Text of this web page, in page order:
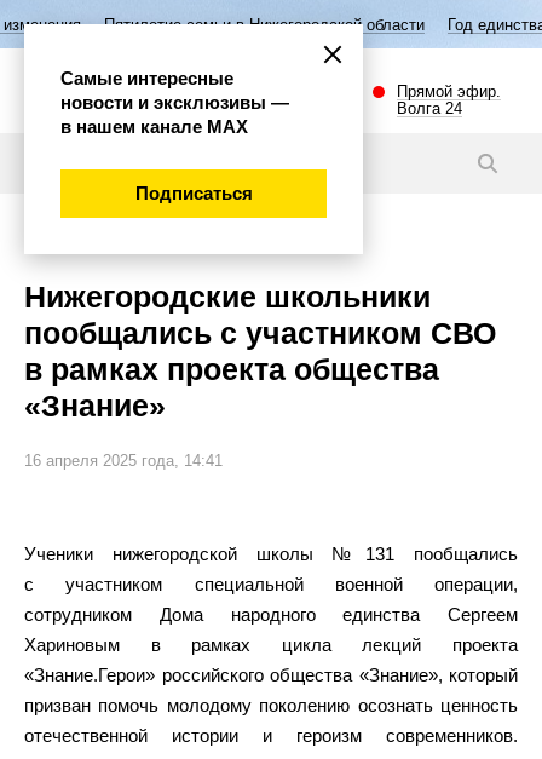
Пятилетие семьи в Нижегородской области Год единства народов
Прямой эфир.
Волга 24
Нижегородские школьники
пообщались с участником СВО
в рамках проекта общества
«Знание»
16 апреля 2025 года, 14:41
Ученики нижегородской школы №131 пообщались
с участником специальной военной операции,
сотрудником Дома народного единства Сергеем
Хариновым в рамках цикла лекций проекта
«Знание.Герои» российского общества «Знание», который
призван помочь молодому поколению осознать ценность
отечественной истории и героизм современников.
Самые интересные
новости и эксклюзивы —
в нашем канале МАХ
Подписаться